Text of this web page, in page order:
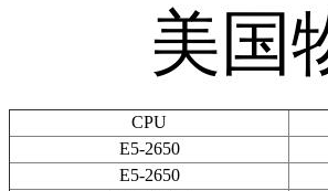
美国物
CPU
E5-2650
E5-2650